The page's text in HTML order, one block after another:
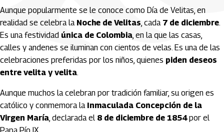
Aunque popularmente se le conoce como Día de Velitas, en
realidad se celebra la Noche de Velitas, cada 7 de diciembre.
Es una festividad única de Colombia, en la que las casas,
calles y andenes se iluminan con cientos de velas. Es una de las
celebraciones preferidas por los niños, quienes piden deseos
entre velita y velita.
Aunque muchos la celebran por tradición familiar, su origen es
católico y conmemora la Inmaculada Concepción de la
Virgen María, declarada el 8 de diciembre de 1854por el